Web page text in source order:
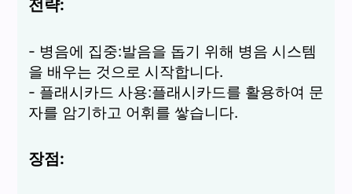
전략:
- 병음에 집중:발음을 돕기 위해 병음 시스템
을 배우는 것으로 시작합니다.
- 플래시카드 사용:플래시카드를 활용하여 문
자를 암기하고 어휘를 쌓습니다.
장점: